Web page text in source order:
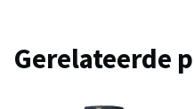
Gerelateerde